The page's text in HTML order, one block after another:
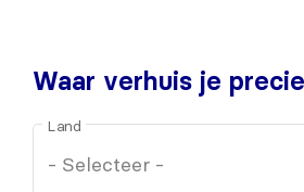
Waar verhuis je
Land